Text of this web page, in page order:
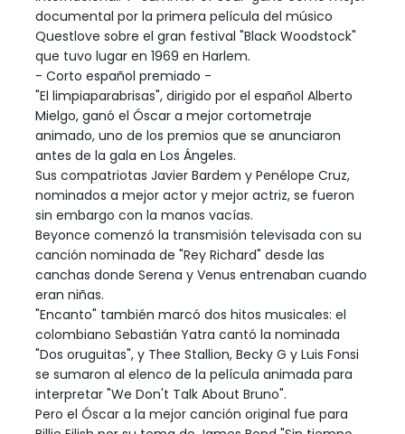
documental por la primera película del músico
Questlove sobre el gran festival "Black Woodstock"
que tuvo lugar en 1969 en Harlem.
- Corto español premiado -
"El limpiaparabrisas", dirigido por el español Alberto
Mielgo, ganó el Óscar a mejor cortometraje
animado, uno de los premios que se anunciaron
antes de la gala en Los Ángeles.
Sus compatriotas Javier Bardem y Penélope Cruz,
nominados a mejor actor y mejor actriz, se fueron
sin embargo con la manos vacías.
Beyonce comenzó la transmisión televisada con su
canción nominada de "Rey Richard" desde las
canchas donde Serena y Venus entrenaban cuando
eran niñas.
"Encanto" también marcó dos hitos musicales: el
colombiano Sebastián Yatra cantó la nominada
"Dos oruguitas", y Thee Stallion, Becky G y Luis Fonsi
se sumaron al elenco de la película animada para
interpretar "We Don't Talk About Bruno".
Pero el Óscar a la mejor canción original fue para